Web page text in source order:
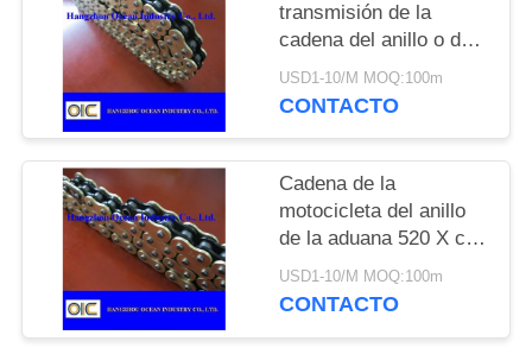
PRIVACY
POLICY
transmisión de la
cadena del anillo o de
la motocicleta 520-
120L en negro y
USD1-10/M MOQ:100m
CONTACTO
Cadena de la
motocicleta del anillo
de la aduana 520 X con
el amarillo Outerside
del interior del negro
USD1-10/M MOQ:100m
CONTACTO